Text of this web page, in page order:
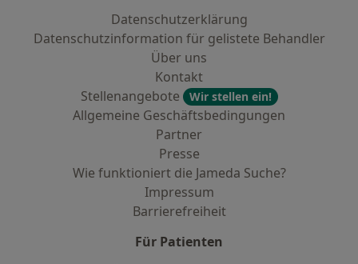
Datenschutzerklärung
Datenschutzinformation für gelistete Behandler
Über uns
Kontakt
Stellenangebote
Wir stellen ein!
Allgemeine Geschäftsbedingungen
Partner
Presse
Wie funktioniert die Jameda Suche?
Impressum
Barrierefreiheit
Für Patienten